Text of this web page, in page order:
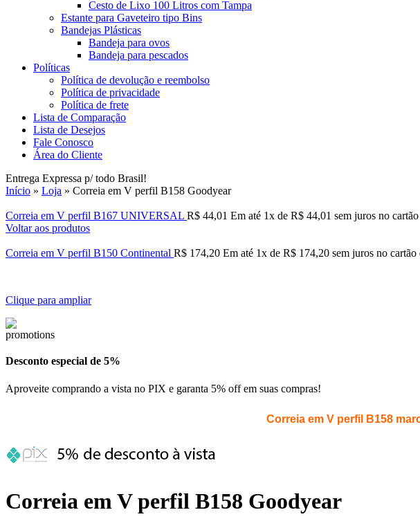
Cesto de Lixo 100 Litros com Tampa
Estante para Gaveteiro tipo Bins
Bandejas Plásticas
Bandeja para ovos
Bandeja para pescados
Políticas
Política de devolução e reembolso
Política de privacidade
Política de frete
Lista de Comparação
Lista de Desejos
Fale Conosco
Área do Cliente
Entrega Expressa p/ todo Brasil!
Início » Loja » Correia em V perfil B158 Goodyear
Correia em V perfil B167 UNIVERSAL R$ 44,01 Em até 1x de R$ 44,01 sem juros no
Voltar aos produtos
Correia em V perfil B150 Continental R$ 174,20 Em até 1x de R$ 174,20 sem juros no cartão
Clique para ampliar
Desconto especial de 5%
Aproveite comprando a vista no PIX e garanta 5% off em suas compras!
Correia em V perfil B158
Correia em V perfil B158 Goodyear